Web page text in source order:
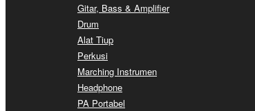
Gitar, Bass & Amplifier
Drum
Alat Tiup
Perkusi
Marching Instrumen
Headphone
PA Portabel